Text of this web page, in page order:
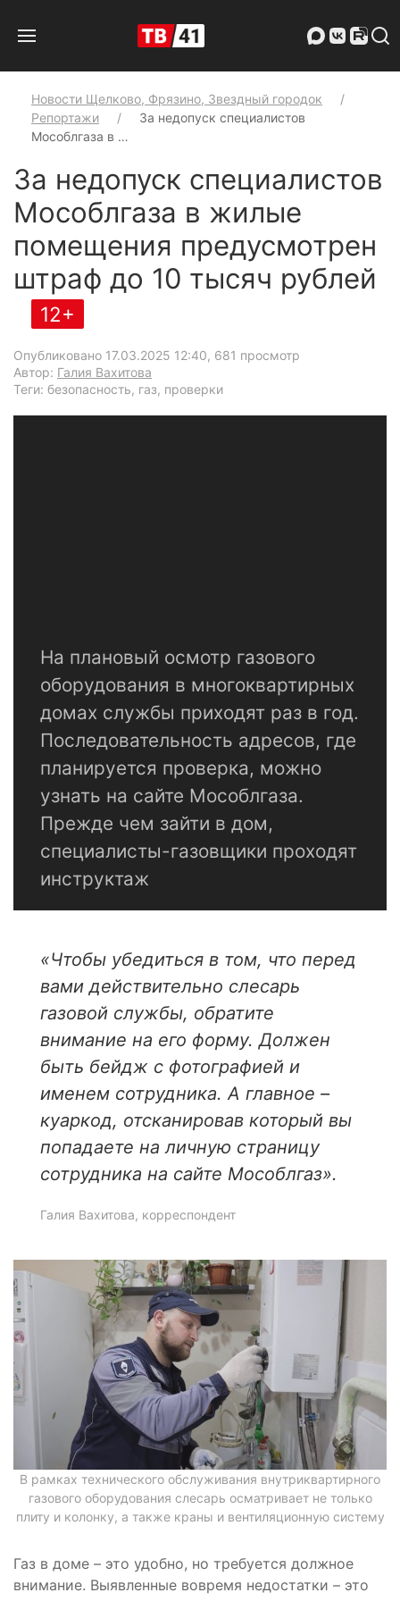
Новости Щелково, Фрязино, Звездный городок
Репортажи
За недопуск специалистов
Мособлгаза в …
За недопуск специалистов
Мособлгаза в жилые
помещения предусмотрен
штраф до 10 тысяч рублей
12+
Опубликовано 17.03.2025 12:40, 681 просмотр
Автор: Галия Вахитова
Теги: безопасность, газ, проверки
На плановый осмотр газового
оборудования в многоквартирных
домах службы приходят раз в год.
Последовательность адресов, где
планируется проверка, можно
узнать на сайте Мособлгаза.
Прежде чем зайти в дом,
специалисты-газовщики проходят
инструктаж
«Чтобы убедиться в том, что перед
вами действительно слесарь
газовой службы, обратите
внимание на его форму. Должен
быть бейдж с фотографией и
именем сотрудника. А главное –
куаркод, отсканировав который вы
попадаете на личную страницу
сотрудника на сайте Мособлгаз».
Галия Вахитова, корреспондент
В рамках технического обслуживания внутриквартирного
газового оборудования слесарь осматривает не только
плиту и колонку, а также краны и вентиляционную систему
Газ в доме – это удобно, но требуется должное
внимание. Выявленные вовремя недостатки – это